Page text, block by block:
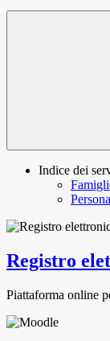
Indice dei
Registro
Piattaforma online